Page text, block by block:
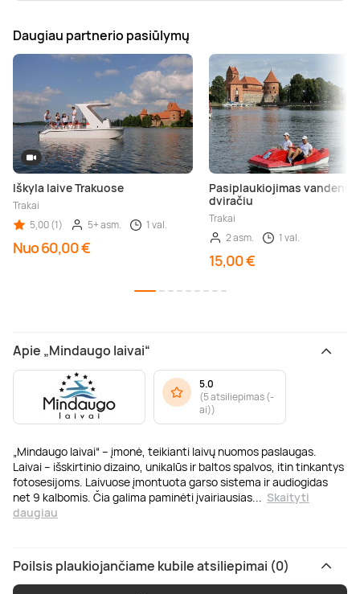
Daugiau partnerio pasiūlymų
Iškyla laive Trakuose
Trakai
5,00 (1)
5+ asm. 1 val.
Nuo 60,00 €
Pasiplaukiojimas vandens
dviračiu
Trakai
2 asm.
1 val.
15,00 €
Apie „Mindaugo laivai“
„Mindaugo laivai“ – įmonė, teikianti laivų nuomos paslaugas.
Laivai – išskirtinio dizaino, unikalūs ir baltos spalvos, itin tinkantys
fotosesijoms. Laivuose įmontuota garso sistema ir audiogidas
net 9 kalbomis. Čia galima paminėti įvairiausias
Skaityti
daugiau
5.0
(5 atsiliepimas (-
ai))
Poilsis plaukiojančiame kubile atsiliepimai (0)